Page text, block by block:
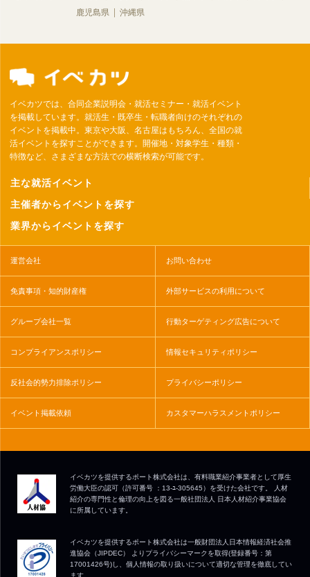
鹿児島県
沖縄県
イベカツでは、合同企業説明会・就活セミナー・就活イベント
を掲載しています。就活生・既卒生・転職者向けのそれぞれの
イベントを掲載中。東京や大阪、名古屋はもちろん、全国の就
活イベントを探すことができます。開催地・対象学生・種類・
特徴など、さまざまな方法での横断検索が可能です。
主な就活イベント
主催者からイベントを探す
業界からイベントを探す
運営会社 お問い合わせ
免責事項・知的財産権 外部サービスの利用について
グループ会社一覧 行動ターゲティング広告について
コンプライアンスポリシー 情報セキュリティポリシー
反社会的勢力排除ポリシー プライバシーポリシー
イベント掲載依頼 カスタマーハラスメントポリシー